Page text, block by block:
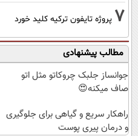
7 پروژه تایفون ترکیه کلید خورد
مطالب پیشنهادی
جوانساز جلبک چروکاتو مثل اتو
صاف میکنه😍
راهکار سریع و گیاهی برای جلوگیری
و درمان پیری پوست